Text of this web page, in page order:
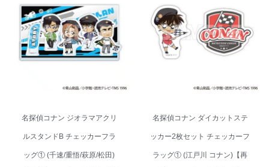
名探偵コナン ジオラマアクリル
スタンドB チェッカーフラッグ
① (千速/重悟/萩原/松田)【再販】
2026年10月上旬発売
名探偵コナン ジオラマアクリ
ルスタンドB チェッカーフラ
ッグ① (千速/重悟/萩原/松田)
名探偵コナン ダイカットステッ
カー2枚セット チェッカーフラッ
グ① (江戸川 コナン)【再販】
2026年10月上旬発売
名探偵コナン ダイカットステ
ッカー2枚セット チェッカーフ
ラッグ① (江戸川 コナン)【再